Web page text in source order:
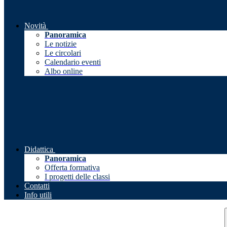
Novità
Panoramica
Le notizie
Le circolari
Calendario eventi
Albo online
Didattica
Panoramica
Offerta formativa
I progetti delle classi
Contatti
Info utili